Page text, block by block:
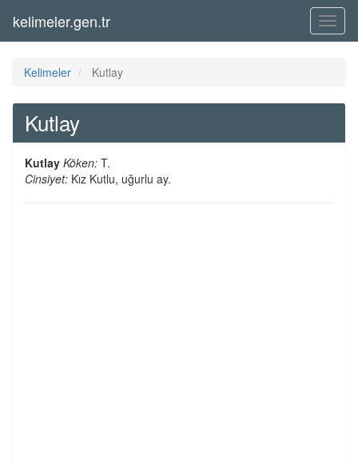
Menü
kelimeler.gen.tr
Kelimeler Kutlay
Kutlay
Kutlay Köken: T.
Cinsiyet: Kız Kutlu, uğurlu ay.